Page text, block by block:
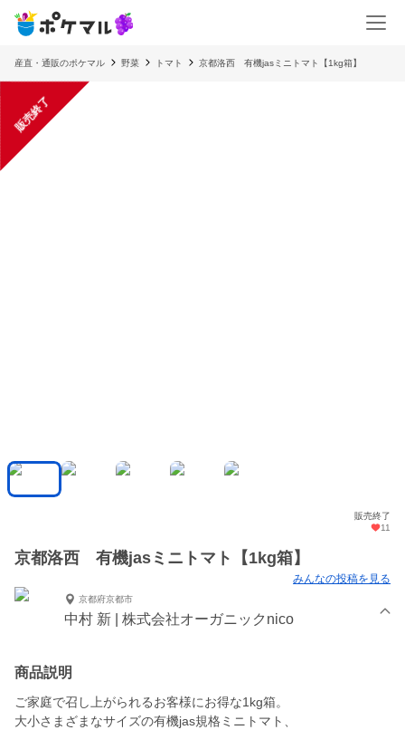
産直・通販のポケマル 野菜 トマト 京都洛西 有機jasミニトマト【1kg箱】
販売終了
販売終了
11
京都洛西 有機jasミニトマト【1kg箱】
みんなの投稿を見る
京都府京都市
中村 新 | 株式会社オーガニックnico
商品説明
ご家庭で召し上がられるお客様にお得な1kg箱。
大小さまざまなサイズの有機jas規格ミニトマト、